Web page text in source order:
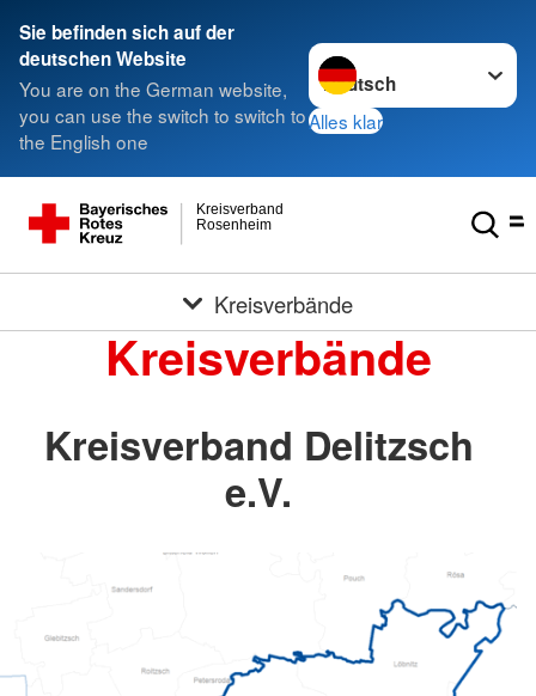
Sie befinden sich auf der
deutschen Website
You are on the German website,
you can use the switch to switch to
the English one
Sprache wechseln zu
Alles klar
Rosenheim
Kreisverband
Kreisverbände
Kreisverbände
Kreisverband Delitzsch
e.V.